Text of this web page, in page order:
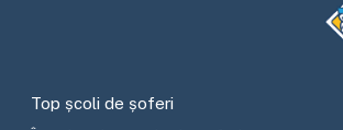
Top școli de șoferi